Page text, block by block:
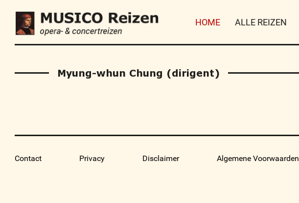
HOME ALLE REIZEN
Myung-whun Chung (dirigent)
Contact Privacy Disclaimer Algemene Voorwaarden